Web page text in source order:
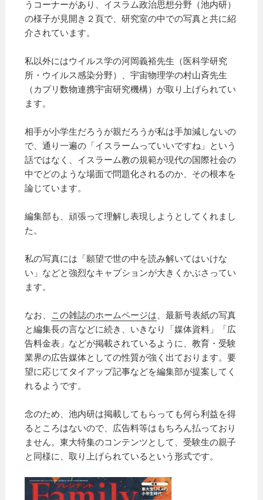
うコーナーがあり、イスラム政治思想分野（池内研）
の様子が見開き２頁で、研究室の中での写真と共に紹
介されています。
私以外にはウイルス学の河岡義裕先生（医科学研究
所・ウイルス感染分野）、宇宙物理学の村山斉先生
（カプリ数物連携宇宙研究機構）が取り上げられてい
ます。
相手が小学生だろうが親だろうが私は手加減しないの
で、通り一遍の「イスラームっていいですね」という
話ではなく、イスラーム教の規範が現代の国際社会の
中でどのような場面で問題化されるのか、その根本を
論じています。
編集部も、頑張って理解し表現しようとしてくれまし
た。
私の写真には「願望で世の中を読み解いてはいけな
い」などと強烈なキャプションが大きくかぶさってい
ます。
なお、 この雑誌のホームページは 、最新号表紙の写真
と編集長の言などに続き、いきなり「媒体資料」「広
告料金表」などが掲載されているように、教育・受験
業界の広告媒体としての性質が強く出ております。要
望に応じてタイアップ記事などを編集部が提案してく
れるようです。
念のため、池内研は掲載してもらっても何ら利益を得
るところはないので、広告料等はもちろん払っており
ません。東大特集のコンテンツとして、受験生の親子
と同様に、取り上げられているという形式です。